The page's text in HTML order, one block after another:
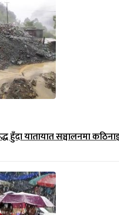
हुँदा यातायात सञ्चालनमा